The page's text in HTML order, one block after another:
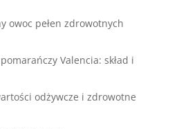
owoc pełen zdrowotnych
Valencia: skład i
odżywcze i zdrowotne